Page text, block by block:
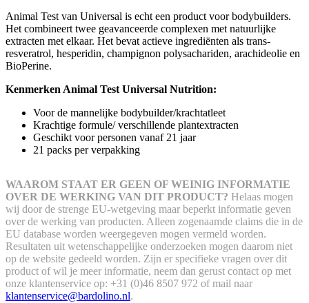
Animal Test van Universal is echt een product voor bodybuilders.
Het combineert twee geavanceerde complexen met natuurlijke
extracten met elkaar. Het bevat actieve ingrediënten als trans-
resveratrol, hesperidin, champignon polysachariden, arachideolie en
BioPerine.
Kenmerken Animal Test Universal Nutrition:
Voor de mannelijke bodybuilder/krachtatleet
Krachtige formule/ verschillende plantextracten
Geschikt voor personen vanaf 21 jaar
21 packs per verpakking
WAAROM STAAT ER GEEN OF WEINIG INFORMATIE
OVER DE WERKING VAN DIT PRODUCT? Helaas mogen
wij door de strenge EU-wetgeving maar beperkt informatie geven
over de werking van producten. Alleen zogenaamde claims die in de
EU database worden weergegeven mogen vermeld worden.
Resultaten uit wetenschappelijke onderzoeken mogen daarom niet
op de website gedeeld worden. Zijn er specifieke vragen over dit
product of wil je meer informatie, neem dan gerust contact op met
onze klantenservice op: +31 (0)46 8507 972 of mail naar
klantenservice@bardolino.nl.